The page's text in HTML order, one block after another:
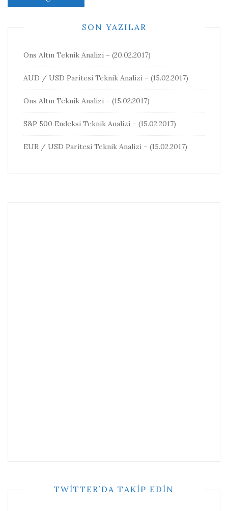
SON YAZILAR
Ons Altın Teknik Analizi – (20.02.2017)
AUD / USD Paritesi Teknik Analizi – (15.02.2017)
Ons Altın Teknik Analizi – (15.02.2017)
S&P 500 Endeksi Teknik Analizi – (15.02.2017)
EUR / USD Paritesi Teknik Analizi – (15.02.2017)
TWITTER’DA TAKIP EDIN